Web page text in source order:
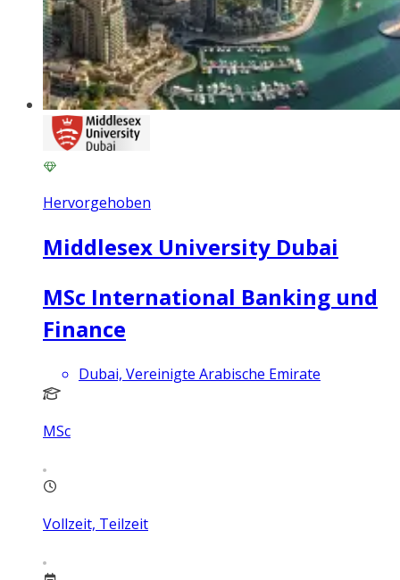
Hervorgehoben
Middlesex University Dubai
MSc International Banking und
Finance
Dubai, Vereinigte Arabische Emirate
MSc
Vollzeit, Teilzeit